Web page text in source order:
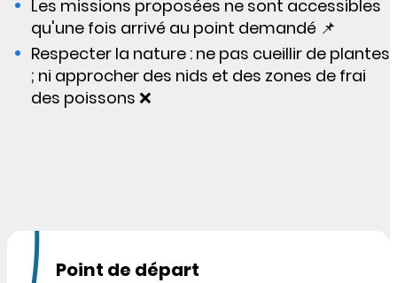
Les missions proposées ne sont accessibles
qu'une fois arrivé au point demandé 📌
Respecter la nature : ne pas cueillir de plantes
; ni approcher des nids et des zones de frai
des poissons ❌
Point de départ